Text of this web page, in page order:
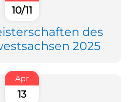
10/11
des
2025
Apr
13